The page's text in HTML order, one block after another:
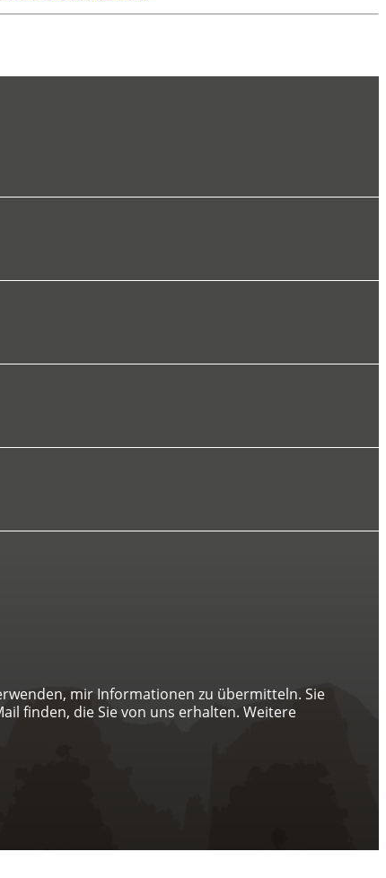
mir Informationen zu übermitteln. Sie
finden, die Sie von uns erhalten. Weitere